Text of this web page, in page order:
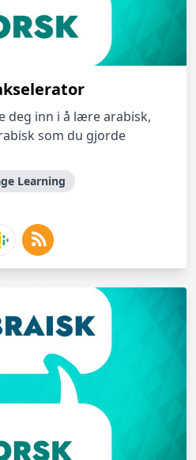
deg inn i å lære arabisk,
som du gjorde
Learning